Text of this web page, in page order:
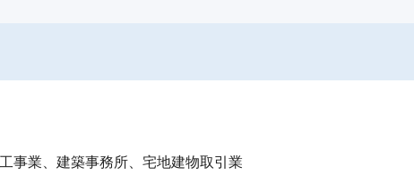
事業、建築事務所、宅地建物取引業